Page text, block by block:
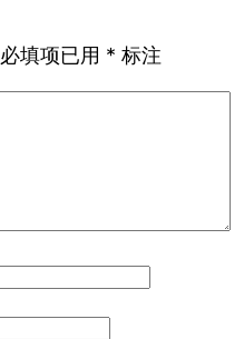
必填项已用 * 标注